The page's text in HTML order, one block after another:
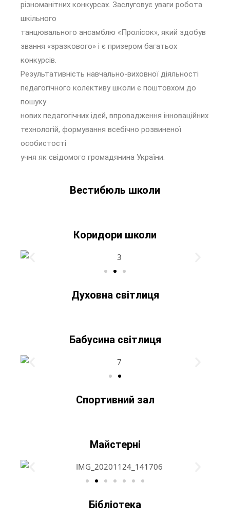
різноманітних конкурсах. Заслуговує уваги робота
шкільного
танцювального ансамблю «Пролісок», який здобув
звання «зразкового» і є призером багатьох
конкурсів.
Результативність навчально-виховної діяльності
педагогічного колективу школи є поштовхом до
пошуку
нових педагогічних ідей, впровадження інноваційних
технологій, формування всебічно розвиненої
особистості
учня як свідомого громадянина України.
Вестибюль школи
Коридори школи
Духовна світлиця
Бабусина світлиця
Спортивний зал
Майстерні
Бібліотека